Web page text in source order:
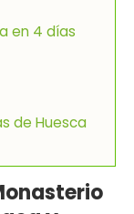
en 4 días
de Huesca